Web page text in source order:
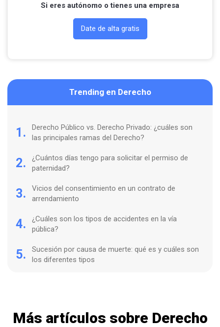
Si eres autónomo o tienes una empresa
Date de alta gratis
Trending en Derecho
1.
Derecho Público vs. Derecho Privado: ¿cuáles son
las principales ramas del Derecho?
2.
¿Cuántos días tengo para solicitar el permiso de
paternidad?
3.
Vicios del consentimiento en un contrato de
arrendamiento
4.
¿Cuáles son los tipos de accidentes en la vía
pública?
5.
Sucesión por causa de muerte: qué es y cuáles son
los diferentes tipos
Más artículos sobre Derecho